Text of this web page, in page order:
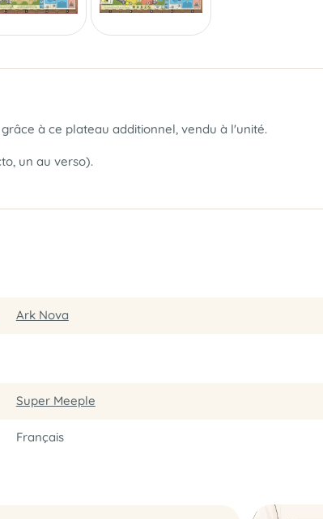
à ce plateau additionnel, vendu à l'unité.
un au verso).
Ark Nova
Super Meeple
Français